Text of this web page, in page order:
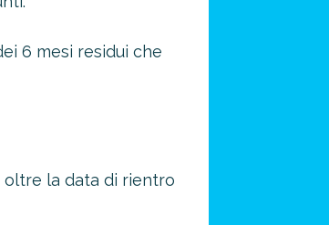
6 mesi residui che
oltre la data di rientro